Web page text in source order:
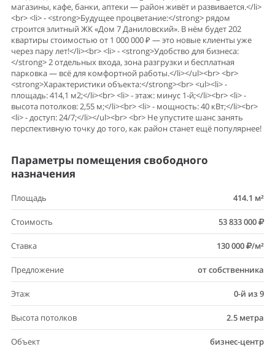
магазины, кафе, банки, аптеки — район живёт и развивается.</li>
<br> <li> - <strong>Будущее процветание:</strong> рядом
строится элитный ЖК «Дом 7 Даниловский». В нём будет 202
квартиры стоимостью от 1 000 000 ₽ — это новые клиенты уже
через пару лет!</li><br> <li> - <strong>Удобство для бизнеса:
</strong> 2 отдельных входа, зона разгрузки и бесплатная
парковка — всё для комфортной работы.</li></ul><br> <br>
<strong>Характеристики объекта:</strong><br> <ul><li> -
площадь: 414,1 м2;</li><br> <li> - этаж: минус 1‑й;</li><br> <li> -
высота потолков: 2,55 м;</li><br> <li> - мощность: 40 кВт;</li><br>
<li> - доступ: 24/7;</li></ul><br> <br> Не упустите шанс занять
перспективную точку до того, как район станет ещё популярнее!
Параметры помещения свободного
назначения
Площадь 414.1 м²
Стоимость 53 833 000
Ставка 130 000 /м²
Предложение от собственника
Этаж 0-й из 9
Высота потолков 2.5 метра
Объект бизнес-центр